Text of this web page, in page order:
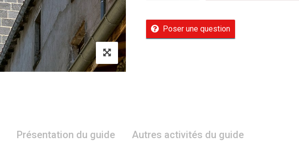
Poser une question
Présentation du guide Autres activités du guide